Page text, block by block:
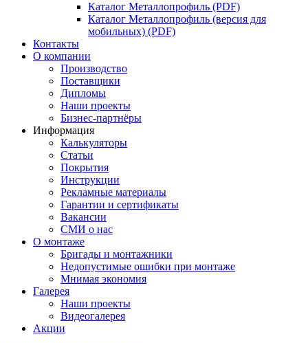
Каталог Металлопрофиль (PDF)
Каталог Металлопрофиль (версия для
мобильных) (PDF)
Контакты
О компании
Производство
Поставщики
Дипломы
Наши проекты
Бизнес-партнёры
Информация
Калькуляторы
Статьи
Покрытия
Инструкции
Рекламные материалы
Гарантии и сертификаты
Вакансии
СМИ о нас
О монтаже
Бригады и монтажники
Недопустимые ошибки при монтаже
Мнимая экономия
Галерея
Наши проекты
Видеогалерея
Акции